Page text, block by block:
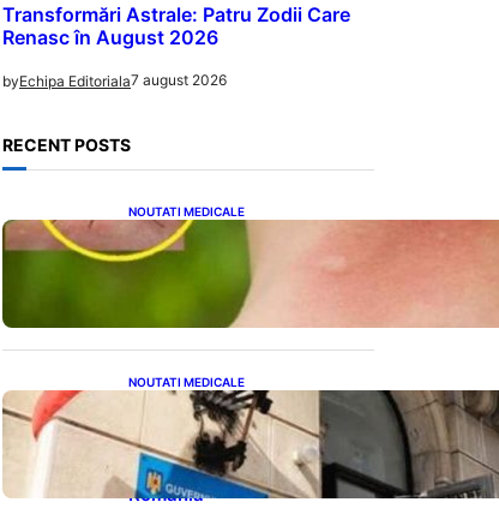
Transformări Astrale: Patru Zodii Care
Renasc în August 2026
byEchipa Editoriala7 august 2026
RECENT POSTS
NOUTATI MEDICALE
Cum bacteriile pielii
influențează atracția
țânțarilor: O nouă viziune
asupra alegerii victimelor
NOUTATI MEDICALE
Investiția Ministerului
Sănătății: 174 de milioane
de lei pentru modernizarea
sistemului sanitar din
România